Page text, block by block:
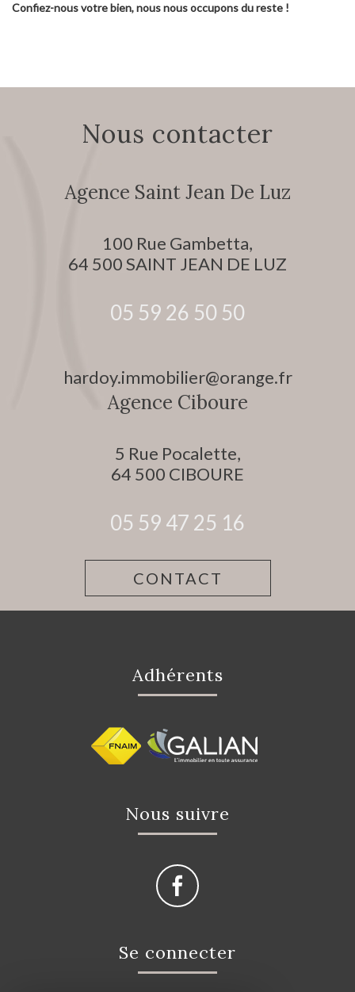
Confiez-nous votre bien, nous nous occupons du reste !
nous contacter
Agence Saint Jean De Luz
100 Rue Gambetta,
64 500SAINT JEAN DE LUZ
05 59 26 50 50
Agence Ciboure
5 Rue Pocalette,
64 500 CIBOURE
05 59 47 25 16
hardoy.immobilier@orange.fr
CONTACT
adhérents
nous suivre
se connecter